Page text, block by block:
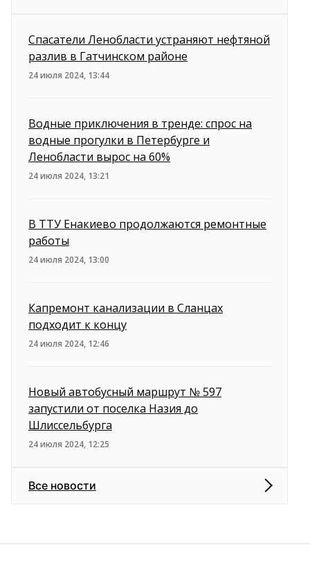
Спасатели Ленобласти устраняют нефтяной
разлив в Гатчинском районе
24 июля 2024, 13:44
Водные приключения в тренде: спрос на
водные прогулки в Петербурге и
Ленобласти вырос на 60%
24 июля 2024, 13:21
В ТТУ Енакиево продолжаются ремонтные
работы
24 июля 2024, 13:00
Капремонт канализации в Сланцах
подходит к концу
24 июля 2024, 12:46
Новый автобусный маршрут № 597
запустили от поселка Назия до
Шлиссельбурга
24 июля 2024, 12:25
Все новости